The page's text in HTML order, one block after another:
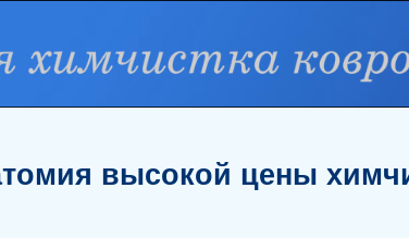
высокой цены